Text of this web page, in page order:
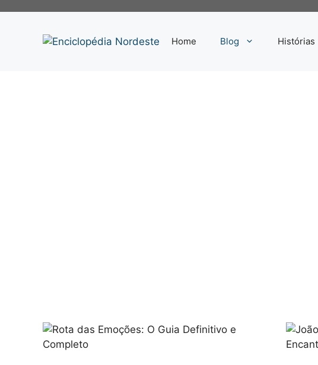
Home Blog Histórias